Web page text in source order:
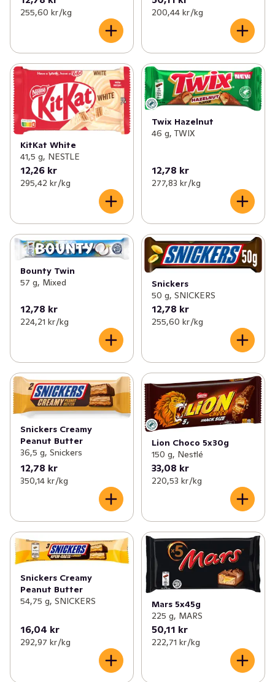
255,60 kr /kg 200,44 kr /kg
KitKat White
41,5 g, NESTLE
12,26 kr
295,42 kr /kg
Twix Hazelnut
46 g, TWIX
12,78 kr
277,83 kr /kg
Bounty Twin
57 g, Mixed
12,78 kr
224,21 kr /kg
Snickers
50 g, SNICKERS
12,78 kr
255,60 kr /kg
Snickers Creamy
Peanut Butter
36,5 g, Snickers
12,78 kr
350,14 kr /kg
Lion Choco 5x30g
150 g, Nestlé
33,08 kr
220,53 kr /kg
Snickers Creamy
Peanut Butter
54,75 g, SNICKERS
16,04 kr
292,97 kr /kg
Mars 5x45g
225 g, MARS
50,11 kr
222,71 kr /kg